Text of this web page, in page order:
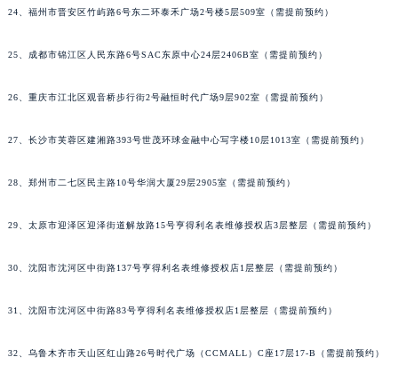
24、福州市晋安区竹屿路6号东二环泰禾广场2号楼5层509室（需提前预约）
25、成都市锦江区人民东路6号SAC东原中心24层2406B室（需提前预约）
26、重庆市江北区观音桥步行街2号融恒时代广场9层902室（需提前预约）
27、长沙市芙蓉区建湘路393号世茂环球金融中心写字楼10层1013室（需提前预约）
28、郑州市二七区民主路10号华润大厦29层2905室（需提前预约）
29、太原市迎泽区迎泽街道解放路15号亨得利名表维修授权店3层整层（需提前预约）
30、沈阳市沈河区中街路137号亨得利名表维修授权店1层整层（需提前预约）
31、沈阳市沈河区中街路83号亨得利名表维修授权店1层整层（需提前预约）
32、乌鲁木齐市天山区红山路26号时代广场（CCMALL）C座17层17-B（需提前预约）